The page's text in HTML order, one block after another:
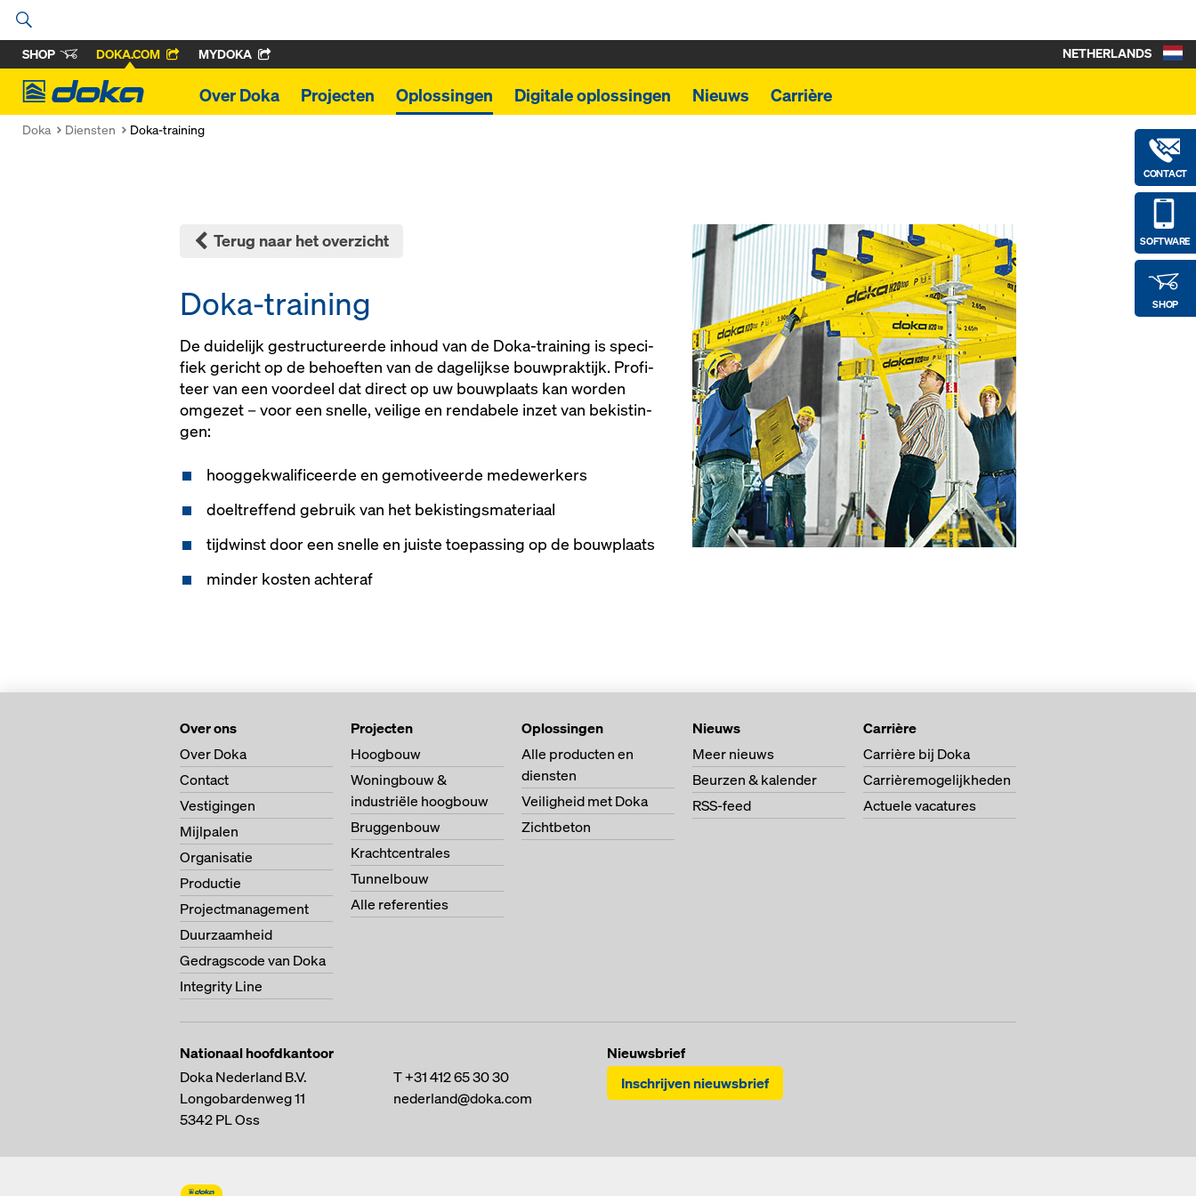
SHOP DOKA.COM MYDOKA
Doka
Over Doka Projecten Oplossingen Digitale oplossingen Nieuws Carrière
CONTACT
SOFTWARE
SHOP
NETHERLANDS
Doka Diensten Doka-training
Terug naar het overzicht
Doka-training
De dui­de­lijk ge­struc­tu­reer­de in­houd van de Doka-trai­ning is spe­ci­
fiek ge­richt op de be­hoef­ten van de da­ge­lijk­se bouw­prak­tijk. Pro­fi­
teer van een voor­deel dat di­rect op uw bouwplaats kan wor­den
om­gezet – voor een snel­le, vei­li­ge en ren­da­be­le in­zet van be­kis­tin­
gen:
hooggekwalificeerde en gemotiveerde medewerkers
doeltreffend gebruik van het bekistingsmateriaal
tijdwinst door een snelle en juiste toepassing op de bouwplaats
minder kosten achteraf
Over ons
Over Doka
Contact
Vestigingen
Mijlpalen
Organisatie
Productie
Projectmanagement
Duurzaamheid
Gedragscode van Doka
Integrity Line
Projecten
Hoogbouw
Woningbouw &
industriële hoogbouw
Bruggenbouw
Krachtcentrales
Tunnelbouw
Alle referenties
Oplossingen
Alle producten en
diensten
Veiligheid met Doka
Zichtbeton
Nieuws
Meer nieuws
Beurzen & kalender
RSS-feed
Carrière
Carrière bij Doka
Carrièremogelijkheden
Actuele vacatures
Nationaal hoofdkantoor
Doka Nederland B.V.
Longobardenweg 11
5342 PLOss
T+31 412 65 30 30
nederland@doka.com
Nieuwsbrief
Inschrijven nieuwsbrief